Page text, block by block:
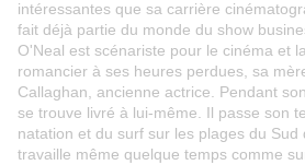
intéressantes que sa carrière
fait déjà partie du monde du show
O'Neal est scénariste pour le cinéma et
romancier à ses heures perdues, sa
Callaghan, ancienne actrice. Pendant
se trouve livré à lui-même. Il passe son
natation et du surf sur les plages du Sud
travaille même quelque temps comme